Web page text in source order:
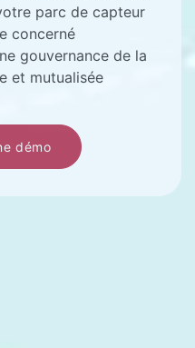
parc de capteur
concerné
gouvernance de la
et mutualisée
démo